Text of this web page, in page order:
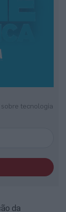
sobre tecnologia
da